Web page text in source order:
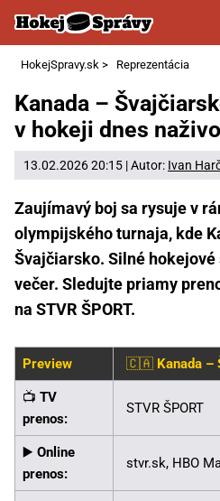
HokejSpravy.sk > Reprezentácia
Kanada –
v hokeji dnes
13.02.2026 20:15 | Autor: Ivan
Zaujímavý boj sa rysuje v
olympijského turnaja, kde
Švajčiarsko. Silné
večer. Sledujte priamy
na STVR ŠPORT.
Preview 🇨🇦 Kanada –
📺 TV
prenos:
STVR ŠPORT
▶️ Online
prenos:
stvr.sk, HBO